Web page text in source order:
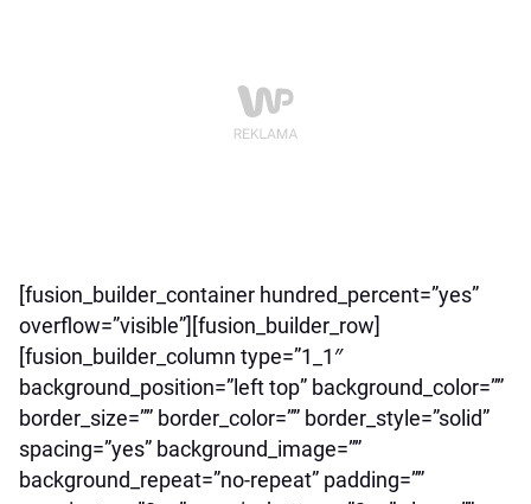
[fusion_builder_container hundred_percent=”yes”
overflow=”visible”][fusion_builder_row]
[fusion_builder_column type=”1_1″
background_position=”left top” background_color=””
border_size=”” border_color=”” border_style=”solid”
spacing=”yes” background_image=””
background_repeat=”no-repeat” padding=””